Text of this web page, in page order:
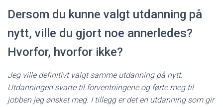
Dersom du kunne valgt utdanning på
nytt, ville du gjort noe annerledes?
Hvorfor, hvorfor ikke?
Jeg ville definitivt valgt samme utdanning på nytt.
Utdanningen svarte til forventningene og førte meg til
jobben jeg ønsket meg. I tillegg er det en utdanning som gir